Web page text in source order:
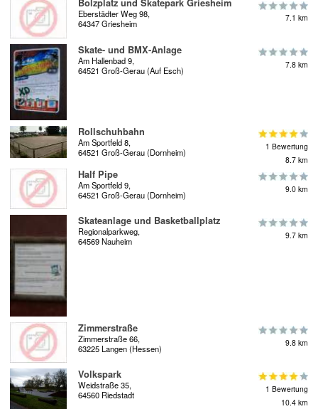
Bolzplatz und Skatepark Griesheim
Eberstädter Weg 98,
64347 Griesheim
7.1 km
Skate- und BMX-Anlage
Am Hallenbad 9,
64521 Groß-Gerau (Auf Esch)
7.8 km
Rollschuhbahn
Am Sportfeld 8,
64521 Groß-Gerau (Dornheim)
1 Bewertung
8.7 km
Half Pipe
Am Sportfeld 9,
64521 Groß-Gerau (Dornheim)
9.0 km
Skateanlage und Basketballplatz
Regionalparkweg,
64569 Nauheim
9.7 km
Zimmerstraße
Zimmerstraße 66,
63225 Langen (Hessen)
9.8 km
Volkspark
Weidstraße 35,
64560 Riedstadt
1 Bewertung
10.4 km